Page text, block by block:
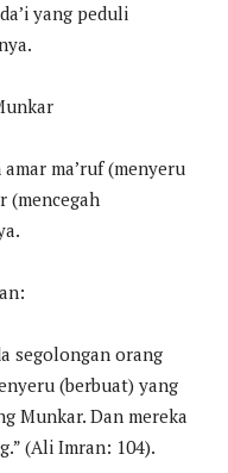
yang peduli
ma’ruf (menyeru
(mencegah
segolongan orang
(berbuat) yang
Munkar. Dan mereka
(Ali Imran: 104).